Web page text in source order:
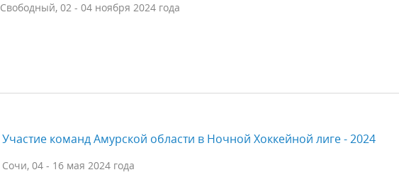
Свободный, 02 - 04 ноября 2024 года
Участие команд Амурской области в Ночной Хоккейной лиге - 2024
Сочи, 04 - 16 мая 2024 года